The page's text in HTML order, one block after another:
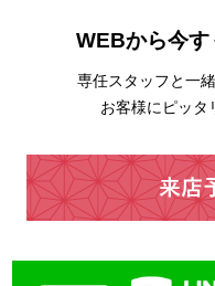
WEBから今す
専任スタッフと一
お客様にピッタ